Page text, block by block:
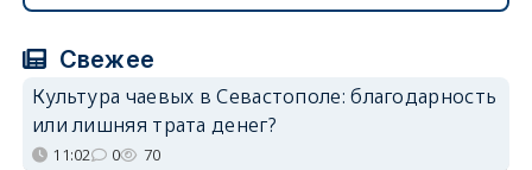
Свежее
Культура чаевых в Севастополе: благодарность
или лишняя трата денег?
11:02 0 70